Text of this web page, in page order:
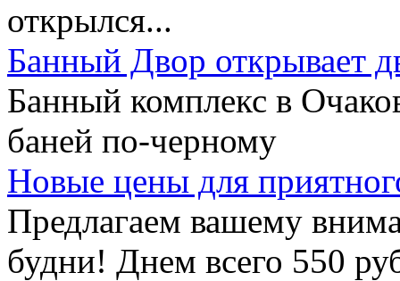
открылся...
Банный Двор открывает
Банный комплекс в
баней по-черному
Новые цены для
Предлагаем вашему
будни! Днем всего 550